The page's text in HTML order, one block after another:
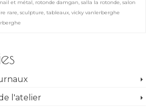
et métal, rotonde damgan, salla la rotonde, salon
rare, sculpture, tableaux, vicky vanlerberghe
l'atelier